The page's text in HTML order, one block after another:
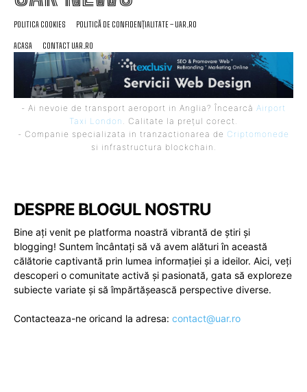
POLITICA COOKIES POLITICĂ DE CONFIDENȚIALITATE – UAR.RO
ACASA CONTACT UAR.RO
- Ai nevoie de transport aeroport in Anglia? Încearcă Airport
Taxi London . Calitate la prețul corect.
- Companie specializata in tranzactionarea de Criptomonede
si infrastructura blockchain.
DESPRE BLOGUL NOSTRU
Bine ați venit pe platforma noastră vibrantă de știri și
blogging! Suntem încântați să vă avem alături în această
călătorie captivantă prin lumea informației și a ideilor. Aici, veți
descoperi o comunitate activă și pasionată, gata să exploreze
subiecte variate și să împărtășească perspective diverse.
Contacteaza-ne oricand la adresa: contact@uar.ro